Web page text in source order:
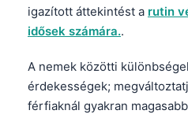
igazított áttekintést a rutin
idősek számára..
A nemek közötti
érdekességek;
férfiaknál gyakran